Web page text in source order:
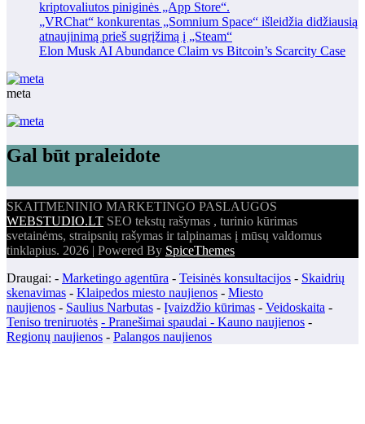
kriptovaliutos piniginės „App Store“.
„VRChat“ konkurentas „Somnium Space“ išleidžia didžiausią
atnaujinimą prieš sugrįžimą į „Steam“
Elon Musk AI Abundance Claim vs Bitcoin’s Scarcity Case
meta
Gal būt praleidote
SKAITMENINIO MARKETINGO PASLAUGOS
WEBSTUDIO.LT SEO tekstų rašymas , turinio kūrimas
svetainėms, straipsnių rašymas ir talpinamas į mūsų valdomus
tinklapius. 2026 | Powered By SpiceThemes
Draugai: - Marketingo agentūra - Teisinės konsultacijos - Skaidrių
skenavimas - Klaipedos miesto naujienos - Miesto
naujienos - Saulius Narbutas - Įvaizdžio kūrimas - Veidoskaita -
Teniso treniruotės - Pranešimai spaudai - Kauno naujienos -
Regionų naujienos - Palangos naujienos